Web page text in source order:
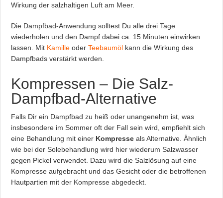
Wirkung der salzhaltigen Luft am Meer.
Die Dampfbad-Anwendung solltest Du alle drei Tage
wiederholen und den Dampf dabei ca. 15 Minuten einwirken
lassen. Mit Kamille oderTeebaumöl kann die Wirkung des
Dampfbads verstärkt werden.
Kompressen – Die Salz-
Dampfbad-Alternative
Falls Dir ein Dampfbad zu heiß oder unangenehm ist, was
insbesondere im Sommer oft der Fall sein wird, empfiehlt sich
eine Behandlung mit einer Kompresse als Alternative. Ähnlich
wie bei der Solebehandlung wird hier wiederum Salzwasser
gegen Pickel verwendet. Dazu wird die Salzlösung auf eine
Kompresse aufgebracht und das Gesicht oder die betroffenen
Hautpartien mit der Kompresse abgedeckt.